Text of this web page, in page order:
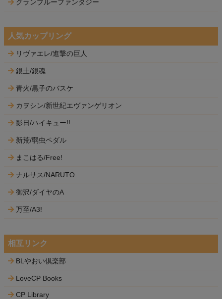
グランブルーファンタジー
人気カップリング
リヴァエレ/進撃の巨人
銀土/銀魂
青火/黒子のバスケ
カヲシン/新世紀エヴァンゲリオン
影日/ハイキュー!!
新荒/弱虫ペダル
まこはる/Free!
ナルサス/NARUTO
御沢/ダイヤのA
万至/A3!
相互リンク
BLやおい倶楽部
LoveCP Books
CP Library